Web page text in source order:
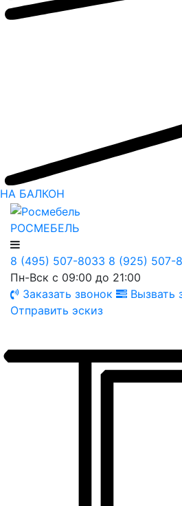
НА БАЛКОН
РОСМЕБЕЛЬ
8 (495) 507-8033 8 (925) 507-
Пн-Вск с 09:00 до 21:00
Заказать звонок
Вызвать
Отправить эскиз